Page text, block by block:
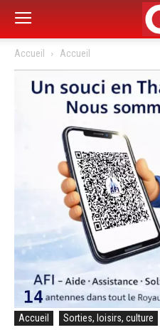
Accueil Accueil
Accueil Sorties, loisirs, culture